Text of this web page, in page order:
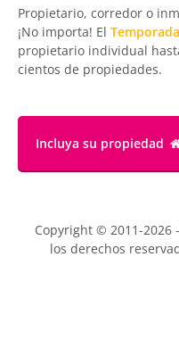
Propietario, corredor o
¡No importa! El Temporada
propietario individual
cientos de propiedades.
Incluya su propiedad
Copyright © 2011-2026 -
los derechos